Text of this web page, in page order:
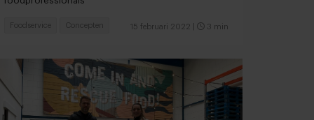
15 februari 2022 3 min
Foodservice Concepten